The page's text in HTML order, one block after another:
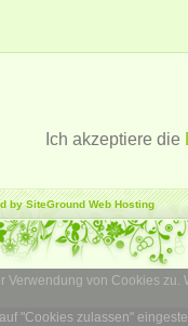
Ich akzeptiere die
by SiteGroundWeb Hosting
Verwendung von Cookies zu.
"Cookies zulassen"